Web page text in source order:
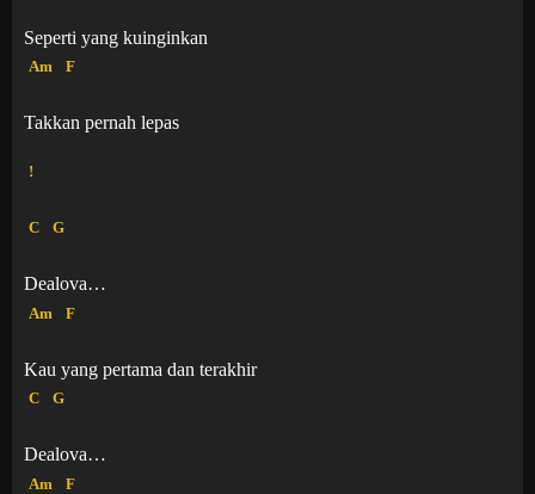
Seperti yang kuinginkan
Am F
Takkan pernah lepas
!
C G
Dealova…
Am F
Kau yang pertama dan terakhir
C G
Dealova…
Am F